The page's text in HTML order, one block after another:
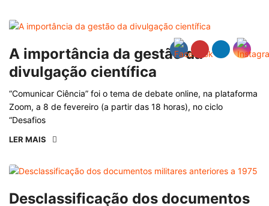
A importância da gestão da
divulgação científica
“Comunicar Ciência” foi o tema de debate online, na plataforma
Zoom, a 8 de fevereiro (a partir das 18 horas), no ciclo
“Desafios
LER MAIS
Desclassificação dos documentos